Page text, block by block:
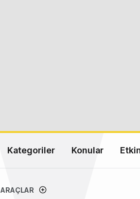
Kategoriler Konular
ARAÇLAR